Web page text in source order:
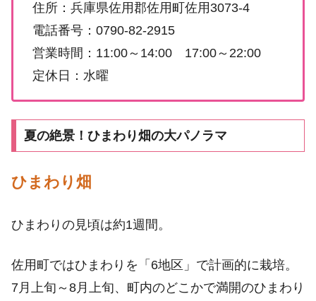
住所：兵庫県佐用郡佐用町佐用3073-4
電話番号：0790-82-2915
営業時間：11:00～14:00 17:00～22:00
定休日：水曜
夏の絶景！ひまわり畑の大パノラマ
ひまわり畑
ひまわりの見頃は約1週間。
佐用町ではひまわりを「6地区」で計画的に栽培。
7月上旬～8月上旬、町内のどこかで満開のひまわり